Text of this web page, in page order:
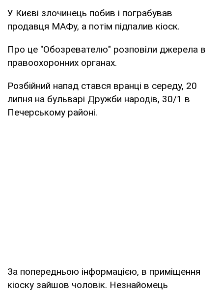
У Києві злочинець побив і пограбував
продавця МАФу, а потім підпалив кіоск.
Про це "Обозревателю" розповіли джерела в
правоохоронних органах.
Розбійний напад стався вранці в середу, 20
липня на бульварі Дружби народів, 30/1 в
Печерському районі.
За попередньою інформацією, в приміщення
кіоску зайшов чоловік. Незнайомець